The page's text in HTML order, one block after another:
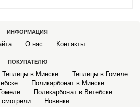
ИНФОРМАЦИЯ
О нас Контакты
ПОКУПАТЕЛЮ
Теплицы в Минске
Теплицы в Гомеле
Поликарбонат в Минске
Поликарбонат в Витебске
Новинки